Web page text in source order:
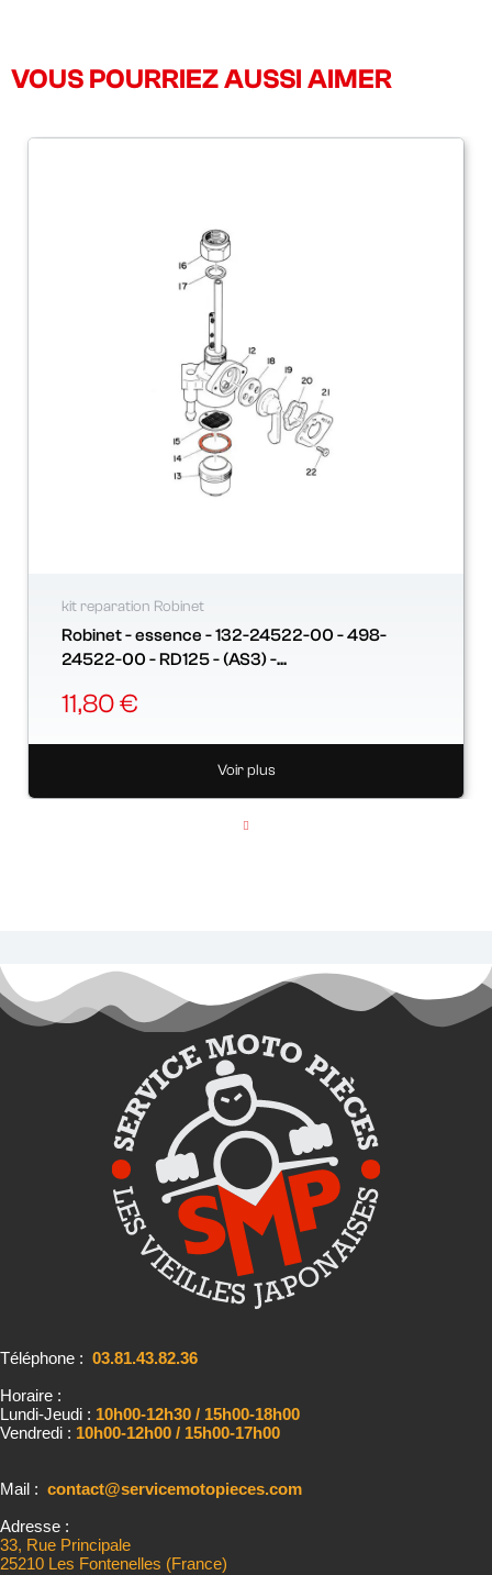
VOUS POURRIEZ AUSSI AIMER
kit reparation Robinet
Robinet - essence - 132-24522-00 - 498-
24522-00 - RD125 - (AS3) -...
11,80 €
Voir plus
Téléphone : 03.81.43.82.36
Horaire :
Lundi-Jeudi : 10h00-12h30 / 15h00-18h00
Vendredi : 10h00-12h00 / 15h00-17h00
Mail : contact@servicemotopieces.com
Adresse :
33, Rue Principale
25210 Les Fontenelles (France)